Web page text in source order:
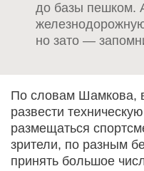
до базы пешком.
но зато —
По словам Шамкова,
развести
размещаться
зрители, по разным
принять большое